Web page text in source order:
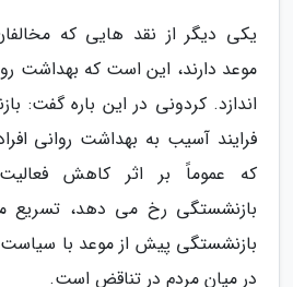
یکی دیگر از نقد هایی که
موعد دارند، این است که بهداشت
اندازد. کردونی در این باره گفت:
فرایند آسیب به بهداشت روانی
که عموماً بر اثر کاهش
بازنشستگی رخ می دهد، تسریع
بازنشستگی پیش از موعد با
در میان مردم در تناقض است.